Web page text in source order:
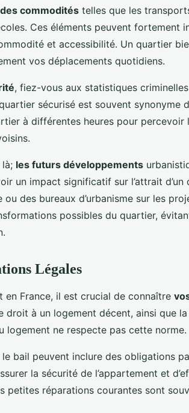
commodités telles que les
Ces éléments peuvent fortement
et accessibilité. Un quartier
vos déplacements quotidiens.
, fiez-vous aux statistiques
sécurisé est souvent synonyme
à différentes heures pour percevoir
là; les futurs développements
un impact significatif sur l’attrait d’un
des bureaux d’urbanisme sur les
possibles du quartier,
Légales
en France, il est crucial de connaître
droit à un logement décent, ainsi que
logement ne respecte pas cette norme.
le bail peuvent inclure des obligations
la sécurité de l’appartement et
petites réparations courantes sont